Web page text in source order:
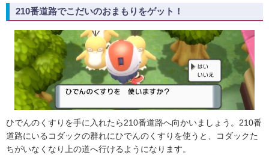
210番道路でこだいのおまもりをゲット！
ひでんのくすりを手に入れたら210番道路へ向かいましょう。210番
道路にいるコダックの群れにひでんのくすりを使うと、コダックた
ちがいなくなり上の道へ行けるようになります。